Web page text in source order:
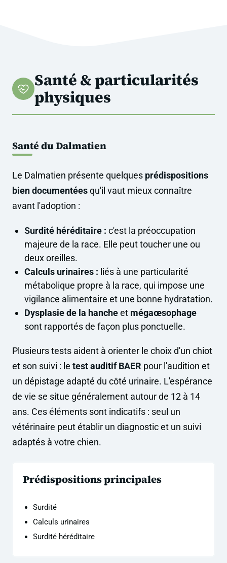
Santé & particularités
physiques
Santé du Dalmatien
Le Dalmatien présente quelques prédispositions
bien documentéesqu'il vaut mieux connaître
avant l'adoption :
Surdité héréditaire : c'est la préoccupation
majeure de la race. Elle peut toucher une ou
deux oreilles.
Calculs urinaires : liés à une particularité
métabolique propre à la race, qui impose une
vigilance alimentaire et une bonne hydratation.
Dysplasie de la hancheet mégaœsophage
sont rapportés de façon plus ponctuelle.
Plusieurs tests aident à orienter le choix d'un chiot
et son suivi : le test auditif BAER pour l'audition et
un dépistage adapté du côté urinaire. L'espérance
de vie se situe généralement autour de 12 à 14
ans. Ces éléments sont indicatifs : seul un
vétérinaire peut établir un diagnostic et un suivi
adaptés à votre chien.
Prédispositions principales
Surdité
Calculs urinaires
Surdité héréditaire